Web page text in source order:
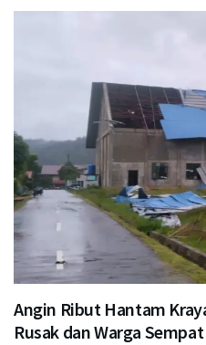
Angin Ribut Hantam
Rusak dan Warga